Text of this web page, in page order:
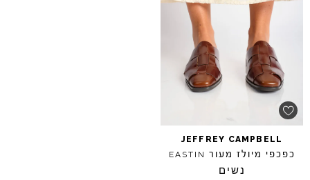
JEFFREY CAMPBELL
כפכפי מיולז מעור EASTIN
נשים